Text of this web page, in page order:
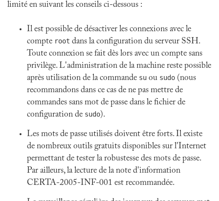
limité en suivant les conseils ci-dessous :
Il est possible de désactiver les connexions avec le
compte root dans la configuration du serveur SSH.
Toute connexion se fait dès lors avec un compte sans
privilège. L'administration de la machine reste possible
après utilisation de la commande su ou sudo (nous
recommandons dans ce cas de ne pas mettre de
commandes sans mot de passe dans le fichier de
configuration de sudo).
Les mots de passe utilisés doivent être forts. Il existe
de nombreux outils gratuits disponibles sur l'Internet
permettant de tester la robustesse des mots de passe.
Par ailleurs, la lecture de la note d'information
CERTA-2005-INF-001 est recommandée.